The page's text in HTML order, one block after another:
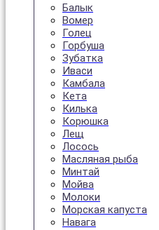
Балык
Вомер
Голец
Горбуша
Зубатка
Иваси
Камбала
Кета
Килька
Корюшка
Лещ
Лосось
Масляная рыба
Минтай
Мойва
Молоки
Морская капуста
Навага